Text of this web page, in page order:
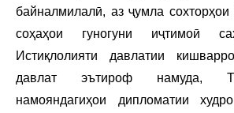
байналмилалӣ, аз ҷумла
соҳаҳои гуногуни иҷтимоӣ
Истиқлолияти давлатии
давлат эътироф намуда,
намояндагиҳои дипломатии